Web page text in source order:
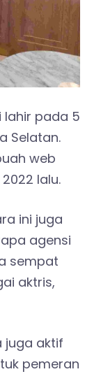
lahir pada 5
Selatan.
web
lalu.
ini juga
agensi
sempat
aktris,
juga aktif
pemeran